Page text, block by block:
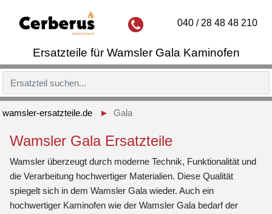
Ersatzteile für Wamsler Gala Kaminofen
040 / 28 48 48 210
wamsler-ersatzteile.de Gala
Wamsler Gala Ersatzteile
Wamsler überzeugt durch moderne Technik, Funktionalität und
die Verarbeitung hochwertiger Materialien. Diese Qualität
spiegelt sich in dem Wamsler Gala wieder. Auch ein
hochwertiger Kaminofen wie der Wamsler Gala bedarf der